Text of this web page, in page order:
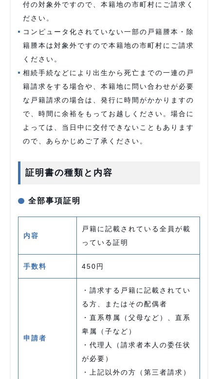
付の対象外ですので、本籍地の市町村にご請求く
ださい。
コンピュータ化されていない一部の戸籍謄本・除
籍謄本は対象外ですので本籍地の市町村にご請求
ください。
相続手続などにより出生から死亡までの一連の戸
籍請求をする場合や、本籍地に問い合わせが必要
な戸籍請求の場合は、発行に時間がかかりますの
で、時間に余裕をもってお越しください。場合に
よっては、当日中に交付できないこともあります
ので、あらかじめご了承ください。
証明書の種類と内容
全部事項証明
内容
戸籍に記載されている全員が載
っている証明
手数料 450円
申請者
・請求する戸籍に記載されてい
る方、またはその配偶者
・直系尊属（父母など）、直系
卑属（子など）
・代理人（請求者本人の委任状
が必要）
・上記以外の方（第三者請求）